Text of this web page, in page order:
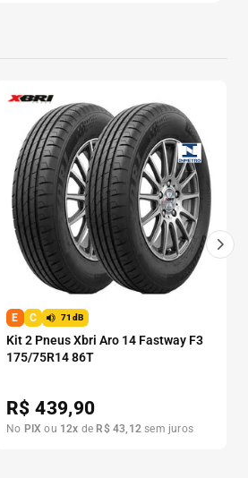
E C 71dB
Kit 2 Pneus Xbri Aro 14 Fastway F3
175/75R14 86T
R$439,90
No PIX ou 12x de R$ 43, 12 sem juros